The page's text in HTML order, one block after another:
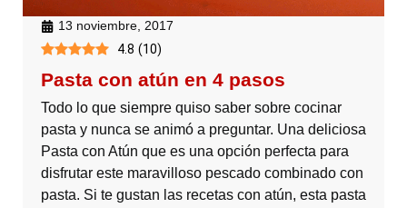
13 noviembre, 2017
4.8 (10)
Pasta con atún en 4 pasos
Todo lo que siempre quiso saber sobre cocinar
pasta y nunca se animó a preguntar. Una deliciosa
Pasta con Atún que es una opción perfecta para
disfrutar este maravilloso pescado combinado con
pasta. Si te gustan las recetas con atún, esta pasta